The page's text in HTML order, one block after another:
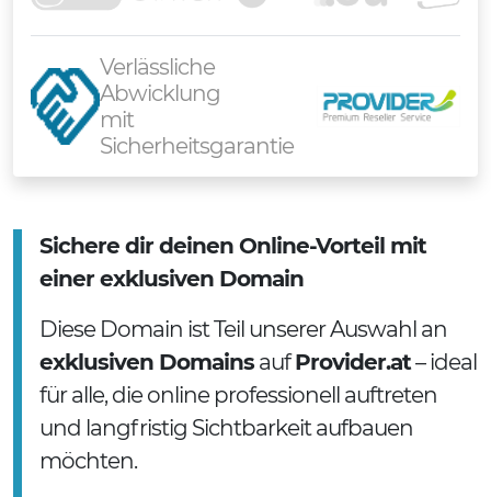
Sichere dir deinen Online-Vorteil mit
einer exklusiven Domain
Diese Domain ist Teil unserer Auswahl an
exklusiven Domains aufProvider.at– ideal
für alle, die online professionell auftreten
und langfristig Sichtbarkeit aufbauen
möchten.
Verlässliche
Abwicklung
mit
Sicherheitsgarantie